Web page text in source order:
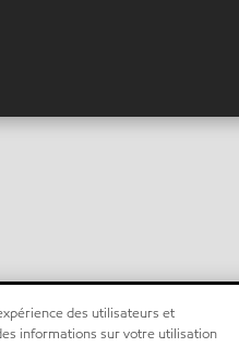
des utilisateurs et
informations sur votre utilisation